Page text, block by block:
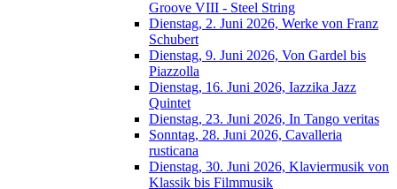
Groove VIII - Steel String
Dienstag, 2. Juni 2026, Werke von Franz
Schubert
Dienstag, 9. Juni 2026, Von Gardel bis
Piazzolla
Dienstag, 16. Juni 2026, Iazzika Jazz
Quintet
Dienstag, 23. Juni 2026, In Tango veritas
Sonntag, 28. Juni 2026, Cavalleria
rusticana
Dienstag, 30. Juni 2026, Klaviermusik von
Klassik bis Filmmusik